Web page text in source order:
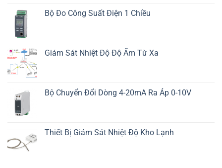
Bộ Đo Công Suất Điện 1 Chiều
Giám Sát Nhiệt Độ Độ Ẩm Từ Xa
Bộ Chuyển Đổi Dòng 4-20mA Ra Áp 0-10V
Thiết Bị Giám Sát Nhiệt Độ Kho Lạnh